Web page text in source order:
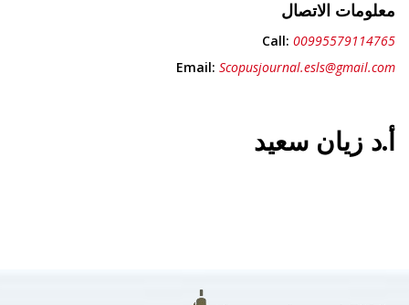
معلومات الاتصال
Call: 00995579114765
Email: Scopusjournal.esls@gmail.com
أ.د زيان سعيد